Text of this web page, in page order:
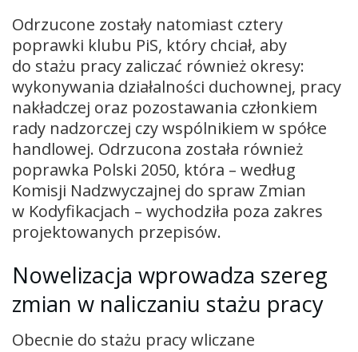
Odrzucone zostały natomiast cztery
poprawki klubu PiS, który chciał, aby
do stażu pracy zaliczać również okresy:
wykonywania działalności duchownej, pracy
nakładczej oraz pozostawania członkiem
rady nadzorczej czy wspólnikiem w spółce
handlowej. Odrzucona została również
poprawka Polski 2050, która – według
Komisji Nadzwyczajnej do spraw Zmian
w Kodyfikacjach – wychodziła poza zakres
projektowanych przepisów.
Nowelizacja wprowadza szereg
zmian w naliczaniu stażu pracy
Obecnie do stażu pracy wliczane